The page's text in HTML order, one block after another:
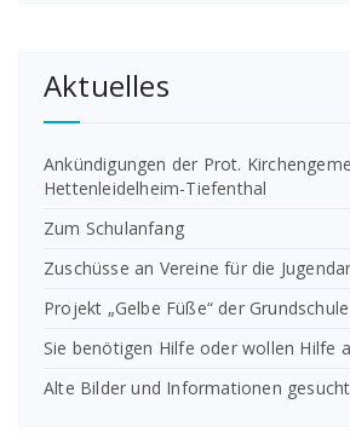
Aktuelles
Ankündigungen der Prot.
Hettenleidelheim-Tiefenthal
Zum Schulanfang
Zuschüsse an Vereine für die
Projekt „Gelbe Füße“ der
Sie benötigen Hilfe oder wollen Hilfe
Alte Bilder und Informationen gesucht